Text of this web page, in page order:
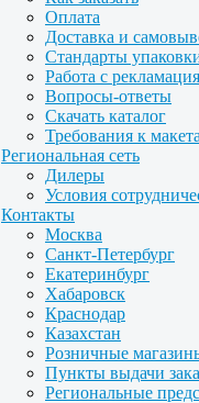
Оплата
Доставка и
Стандарты
Работа с
Вопросы-ответы
Скачать каталог
Требования к
Региональная сеть
Дилеры
Условия
Контакты
Москва
Санкт-Петербург
Екатеринбург
Хабаровск
Краснодар
Казахстан
Розничные
Пункты выдачи
Региональные